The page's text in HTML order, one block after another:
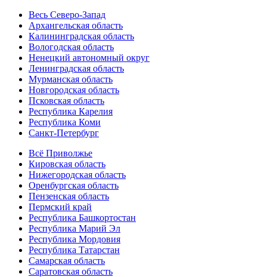
Весь Северо-Запад
Архангельская область
Калининградская область
Вологодская область
Ненецкий автономный округ
Ленинградская область
Мурманская область
Новгородская область
Псковская область
Республика Карелия
Республика Коми
Санкт-Петербург
Всё Приволжье
Кировская область
Нижегородская область
Оренбургская область
Пензенская область
Пермский край
Республика Башкортостан
Республика Марий Эл
Республика Мордовия
Республика Татарстан
Самарская область
Саратовская область